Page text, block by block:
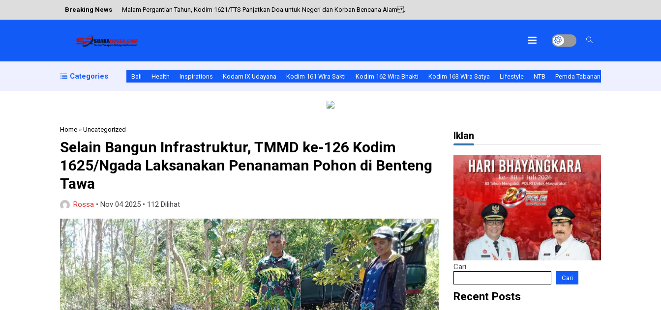
Breaking News Malam Pergantian Tahun, Kodim 1621/TTS Panjatkan Doa untuk Negeri dan Korban Bencana Alam .
Pembinaan Disiplin Prajurit, Kasdim 1624/Flotim Ambil Upacara Bendera
Categories Bali Health Inspirations Kodam IX Udayana Kodim 161 Wira Sakti Kodim 162 Wira Bhakti Kodim 163 Wira Satya Lifestyle NTB Pemda Tabanan
Home »Uncategorized
Selain Bangun Infrastruktur, TMMD ke-126 Kodim
1625/Ngada Laksanakan Penanaman Pohon di Benteng
Tawa
Rossa • Nov 04 2025 • 112 Dilihat
Iklan
Cari
Cari
Recent Posts